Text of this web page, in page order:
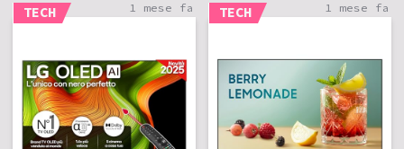
TECH 1 mese fa TECH 1 mese fa